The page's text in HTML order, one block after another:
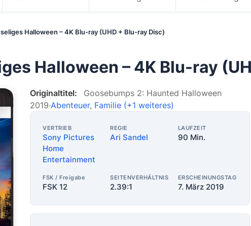
Halloween – 4K Blu-ray (UHD + Blu-ray Disc)
Halloween – 4K Blu-ray
Originaltitel:
Goosebumps 2: Haunted Halloween
2019·Abenteuer, Familie (+1 weiteres)
VERTRIEB
Sony Pictures
Home
Entertainment
REGIE
Ari Sandel
LAUFZEIT
90 Min.
FSK / Freigabe
FSK 12
SEITENVERHÄLTNIS
2.39:1
ERSCHEINUNGSTAG
7. März 2019